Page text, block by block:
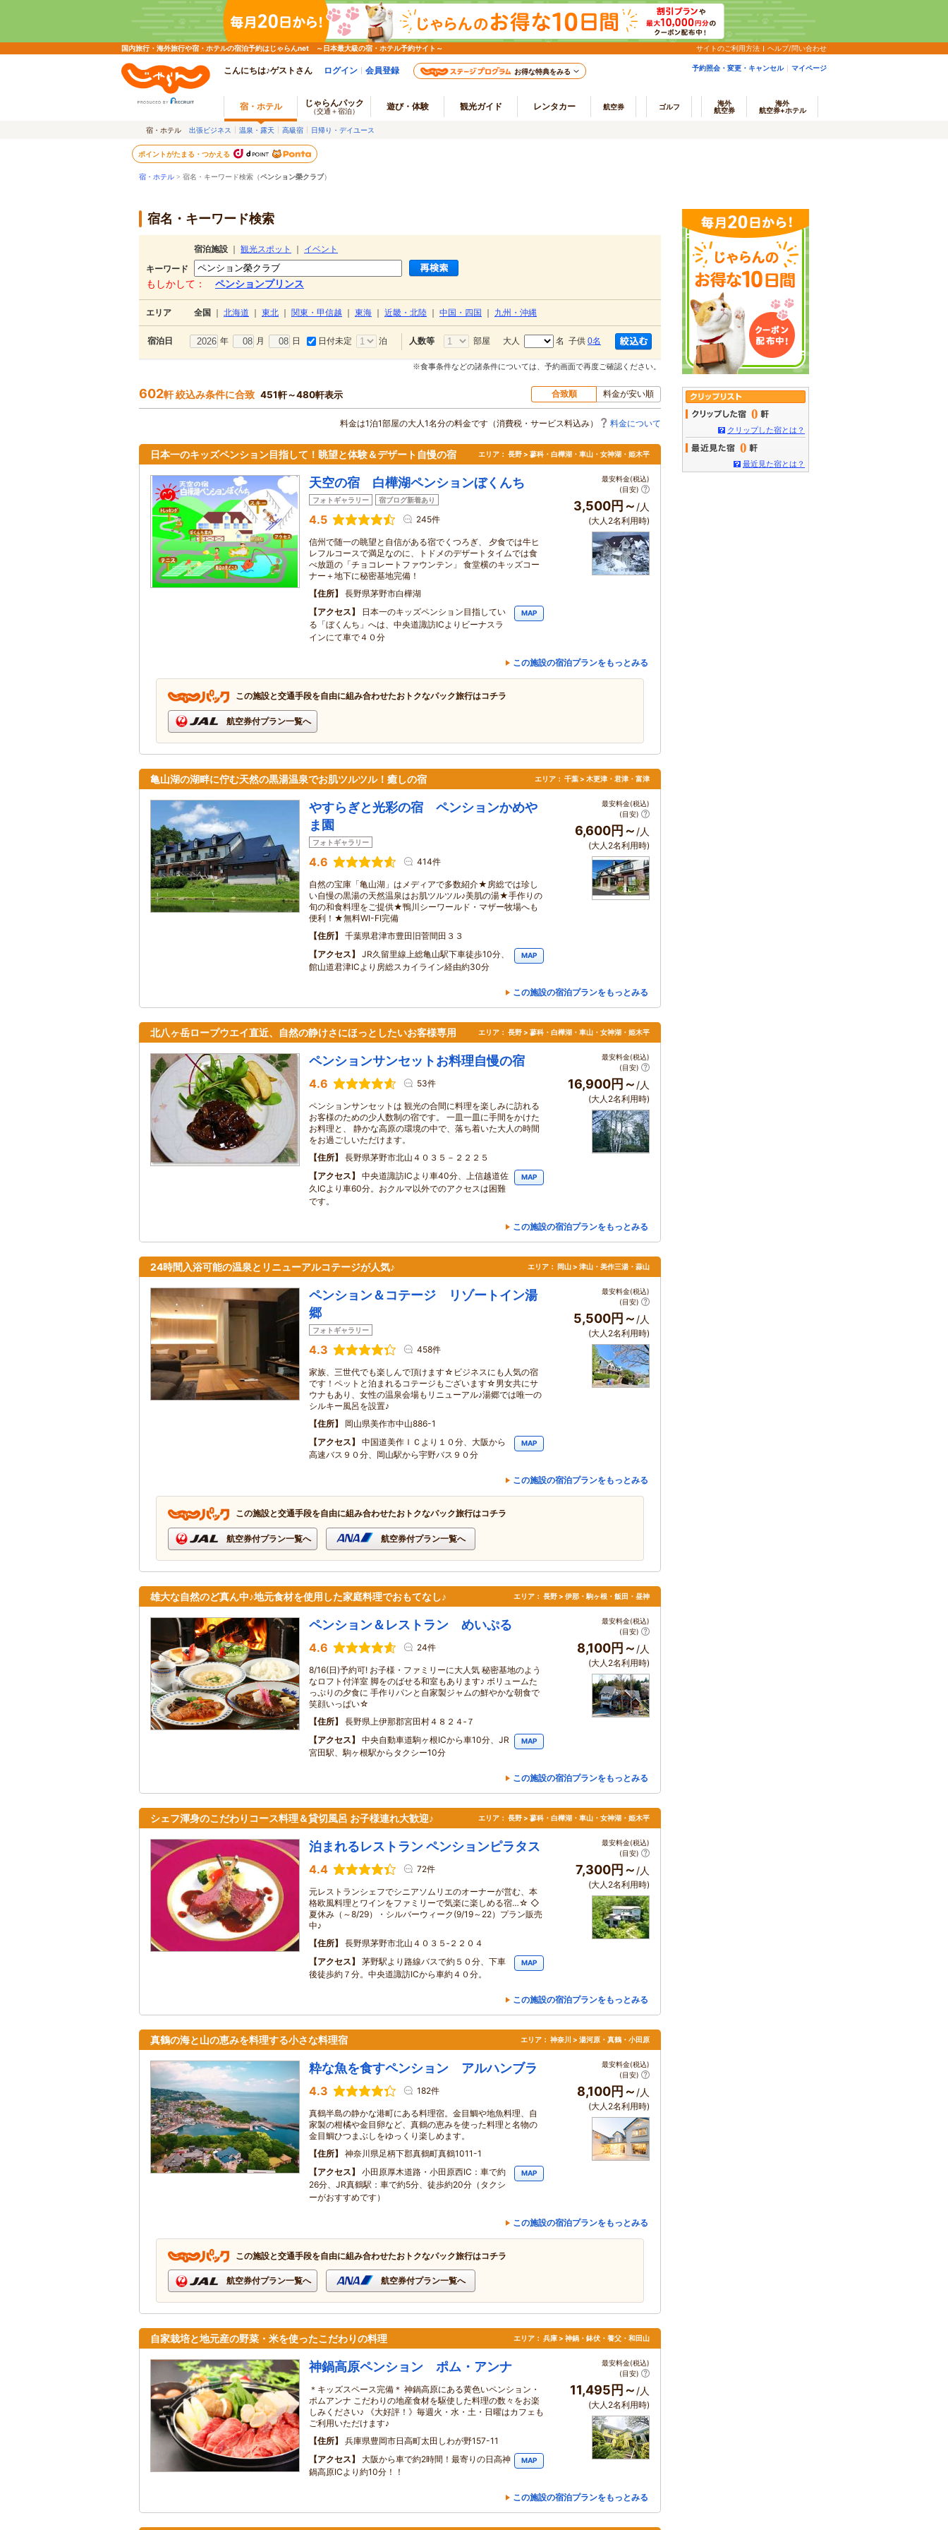
国内旅行・海外旅行や宿・ホテルの宿泊予約はじゃらんnet ～日本最大級の宿・ホテル予約サイト～ サイトのご利用方法 ヘルプ/問い合わせ
こんにちは♪ゲストさん ログイン 会員登録 お得な特典をみる 予約照会・変更・キャンセル マイページ
宿・ホテル じゃらんパック
（交通＋宿泊） 遊び・体験 観光ガイド レンタカー 航空券 ゴルフ
海外
航空券
海外
航空券+ホテル
宿・ホテル 出張ビジネス 温泉・露天 高級宿 日帰り・デイユース
ポイントがたまる・つかえる
宿・ホテル > 宿名・キーワード検索（ペンション榮クラブ）
宿名・キーワード検索
宿泊施設 観光スポット
イベント
キーワード
もしかして： ペンションプリンス
エリア 全国 北海道 東北 関東・甲信越 東海 近畿・北陸 中国・四国 九州・沖縄
宿泊日 年 月 日 日付未定 泊 人数等 部屋 大人 名 子供 0名
※食事条件などの諸条件については、予約画面で再度ご確認ください。
602軒 絞込み条件に合致 451軒～480軒表示 合致順 料金が安い順
料金は1泊1部屋の大人1名分の料金です（消費税・サービス料込み） 料金について
日本一のキッズペンション目指して！眺望と体験＆デザート自慢の宿 エリア： 長野 > 蓼科・白樺湖・車山・女神湖・姫木平
天空の宿 白樺湖ペンションぼくんち
フォトギャラリー 宿ブログ新着あり
4.5 245件
信州で随一の眺望と自信がある宿でくつろぎ、 夕食では牛ヒ
レフルコースで満足なのに、トドメのデザートタイムでは食
べ放題の「チョコレートファウンテン」 食堂横のキッズコー
ナー＋地下に秘密基地完備！
住所
長野県茅野市白樺湖
アクセス
日本一のキッズペンション目指してい
る「ぼくんち」へは、中央道諏訪ICよりビーナスラ
インにて車で４０分
MAP
最安料金(税込)
(目安)
3,500円～ /人
(大人2名利用時)
この施設の宿泊プランをもっとみる
この施設と交通手段を自由に組み合わせたおトクなパック旅行はコチラ
航空券付プラン一覧へ
亀山湖の湖畔に佇む天然の黒湯温泉でお肌ツルツル！癒しの宿 エリア： 千葉 > 木更津・君津・富津
やすらぎと光彩の宿 ペンションかめや
ま園
フォトギャラリー
4.6 414件
自然の宝庫「亀山湖」はメディアで多数紹介★房総では珍し
い自慢の黒湯の天然温泉はお肌ツルツル♪美肌の湯★手作りの
旬の和食料理をご提供★鴨川シーワールド・マザー牧場へも
便利！★無料WI-FI完備
住所
千葉県君津市豊田旧菅間田３３
アクセス
JR久留里線上総亀山駅下車徒歩10分、
館山道君津ICより房総スカイライン経由約30分
MAP
最安料金(税込)
(目安)
6,600円～ /人
(大人2名利用時)
この施設の宿泊プランをもっとみる
北八ヶ岳ロープウエイ直近、自然の静けさにほっとしたいお客様専用 エリア： 長野 > 蓼科・白樺湖・車山・女神湖・姫木平
ペンションサンセットお料理自慢の宿
4.6 53件
ペンションサンセットは 観光の合間に料理を楽しみに訪れる
お客様のための少人数制の宿です。 一皿一皿に手間をかけた
お料理と、 静かな高原の環境の中で、落ち着いた大人の時間
をお過ごしいただけます。
住所
長野県茅野市北山４０３５－２２２５
アクセス
中央道諏訪ICより車40分、上信越道佐
久ICより車60分。おクルマ以外でのアクセスは困難
です。
MAP
最安料金(税込)
(目安)
16,900円～ /人
(大人2名利用時)
この施設の宿泊プランをもっとみる
24時間入浴可能の温泉とリニューアルコテージが人気♪ エリア： 岡山 > 津山・美作三湯・蒜山
ペンション＆コテージ リゾートイン湯
郷
フォトギャラリー
4.3 458件
家族、三世代でも楽しんで頂けます☆ビジネスにも人気の宿
です！ペットと泊まれるコテージもございます☆男女共にサ
ウナもあり、女性の温泉会場もリニューアル♪湯郷では唯一の
シルキー風呂を設置♪
住所
岡山県美作市中山886-1
アクセス
中国道美作ＩＣより１０分、大阪から
高速バス９０分、岡山駅から宇野バス９０分
MAP
最安料金(税込)
(目安)
5,500円～ /人
(大人2名利用時)
この施設の宿泊プランをもっとみる
この施設と交通手段を自由に組み合わせたおトクなパック旅行はコチラ
航空券付プラン一覧へ 航空券付プラン一覧へ
雄大な自然のど真ん中♪地元食材を使用した家庭料理でおもてなし♪ エリア： 長野 > 伊那・駒ヶ根・飯田・昼神
ペンション＆レストラン めいぷる
4.6 24件
8/16(日)予約可! お子様・ファミリーに大人気 秘密基地のよう
なロフト付洋室 脚をのばせる和室もあります♪ ボリュームた
っぷりの夕食に 手作りパンと自家製ジャムの鮮やかな朝食で
笑顔いっぱい☆
住所
長野県上伊那郡宮田村４８２４‐７
アクセス
中央自動車道駒ヶ根ICから車10分、JR
宮田駅、駒ヶ根駅からタクシー10分
MAP
最安料金(税込)
(目安)
8,100円～ /人
(大人2名利用時)
この施設の宿泊プランをもっとみる
シェフ渾身のこだわりコース料理＆貸切風呂 お子様連れ大歓迎♪ エリア： 長野 > 蓼科・白樺湖・車山・女神湖・姫木平
泊まれるレストラン ペンションピラタス
4.4 72件
元レストランシェフでシニアソムリエのオーナーが営む、本
格欧風料理とワインをファミリーで気楽に楽しめる宿…☆ ◇
夏休み（～8/29）・シルバーウィーク(9/19～22）プラン販売
中♪
住所
長野県茅野市北山４０３５‐２２０４
アクセス
茅野駅より路線バスで約５０分、下車
後徒歩約７分。中央道諏訪ICから車約４０分。
MAP
最安料金(税込)
(目安)
7,300円～ /人
(大人2名利用時)
この施設の宿泊プランをもっとみる
真鶴の海と山の恵みを料理する小さな料理宿 エリア： 神奈川 > 湯河原・真鶴・小田原
粋な魚を食すペンション アルハンブラ
4.3 182件
真鶴半島の静かな港町にある料理宿。金目鯛や地魚料理、自
家製の柑橘や金目卵など、真鶴の恵みを使った料理と名物の
金目鯛ひつまぶしをゆっくり楽しめます。
住所
神奈川県足柄下郡真鶴町真鶴1011-1
アクセス
小田原厚木道路・小田原西IC：車で約
26分、JR真鶴駅：車で約5分、徒歩約20分（タクシ
ーがおすすめです）
MAP
最安料金(税込)
(目安)
8,100円～ /人
(大人2名利用時)
この施設の宿泊プランをもっとみる
この施設と交通手段を自由に組み合わせたおトクなパック旅行はコチラ
航空券付プラン一覧へ 航空券付プラン一覧へ
自家栽培と地元産の野菜・米を使ったこだわりの料理 エリア： 兵庫 > 神鍋・鉢伏・養父・和田山
神鍋高原ペンション ポム・アンナ
＊キッズスペース完備＊ 神鍋高原にある黄色いペンション・
ポムアンナ こだわりの地産食材を駆使した料理の数々をお楽
しみください♪ 《大好評！》毎週火・水・土・日曜はカフェも
ご利用いただけます♪
住所
兵庫県豊岡市日高町太田しわが野157-11
アクセス
大阪から車で約2時間！最寄りの日高神
鍋高原ICより約10分！！
MAP
最安料金(税込)
(目安)
11,495円～/人
(大人2名利用時)
この施設の宿泊プランをもっとみる
0
クリップした宿とは？
0
最近見た宿とは？